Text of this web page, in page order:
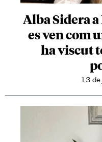
Alba Sidera
es ven com
ha viscut
13